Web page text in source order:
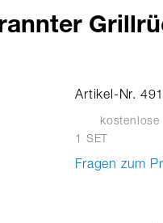
Artikel-Nr.
1 SET
Fragen zum